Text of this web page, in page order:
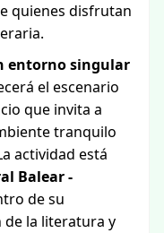
quienes disfrutan
entorno singular
el escenario
que invita a
tranquilo
actividad está
Balear -
de su
la literatura y